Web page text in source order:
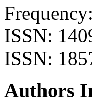
ISSN:
ISSN:
Authors